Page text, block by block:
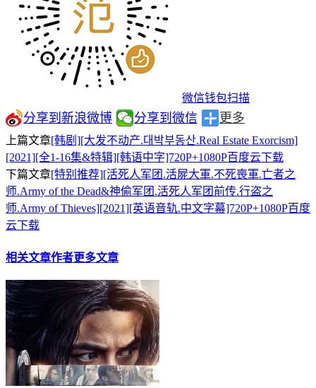
微信钱包扫描
分享到新浪微博 分享到微信 更多
上篇文章[韩剧][大发不动产.대박부동산.Real Estate Exorcism]
[2021][全1-16集&特辑][韩语中字]720P+1080P百度云下载
下篇文章[特别推荐][活死人军团.活屍大軍.不死喪軍.亡者之
师.Army of the Dead&神偷军团.活死人军团前传.行盗之
师.Army of Thieves][2021][英语音轨.中文字幕]720P+1080P百度
云下载
相关文章作者更多文章